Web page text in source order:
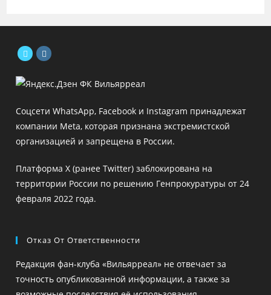
в
вкладке
в
вкладке
Соцсети WhatsApp, Facebook и Instagram принадлежат
компании Meta, которая признана экстремистской
организацией и запрещена в России.
Платформа X (ранее Twitter) заблокирована на
территории России по решению Генпрокуратуры от 24
февраля 2022 года.
Отказ От Ответственности
Редакция фан-клуба «Вильярреал» не отвечает за
точность опубликованной информации, а также за